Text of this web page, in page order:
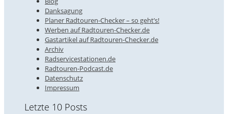
Danksagung
Planer Radtouren-Checker – so geht’s!
Werben auf Radtouren-Checker.de
Gastartikel auf Radtouren-Checker.de
Archiv
Radservicestationen.de
Radtouren-Podcast.de
Datenschutz
Impressum
Letzte 10 Posts